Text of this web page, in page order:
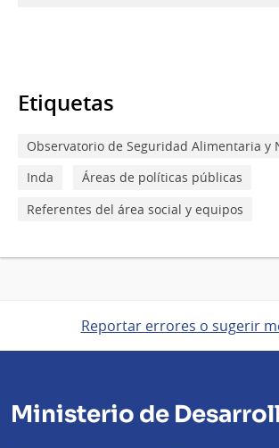
Etiquetas
Observatorio de Seguridad Alimentaria y
Inda
Áreas de políticas públicas
Referentes del área social y equipos
Reportar errores o sugerir
Ministerio de